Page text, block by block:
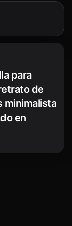
para
de
minimalista
en